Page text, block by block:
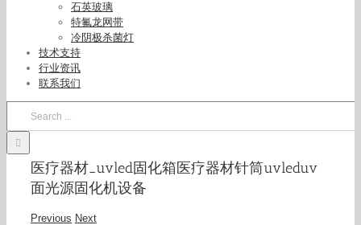
石英玻璃
特氟龙网带
冷阴极杀菌灯
技术支持
行业资讯
联系我们
医疗器材_uvled固化箱医疗器材针筒uvleduv
面光源固化机设备
Previous Next